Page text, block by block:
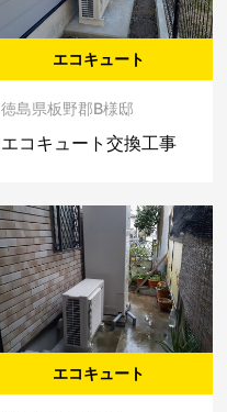
エコキュート
徳島県板野郡B様邸
エコキュート交換工事
エコキュート